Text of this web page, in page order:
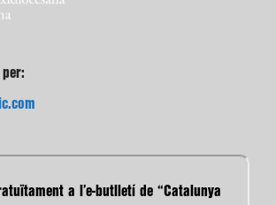
a l’e-butlletí de “Catalunya